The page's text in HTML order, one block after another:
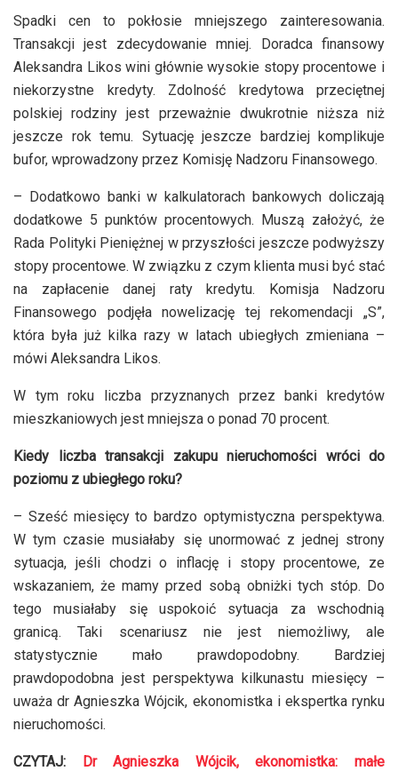
Spadki cen to pokłosie mniejszego zainteresowania.
Transakcji jest zdecydowanie mniej. Doradca finansowy
Aleksandra Likos wini głównie wysokie stopy procentowe i
niekorzystne kredyty. Zdolność kredytowa przeciętnej
polskiej rodziny jest przeważnie dwukrotnie niższa niż
jeszcze rok temu. Sytuację jeszcze bardziej komplikuje
bufor, wprowadzony przez Komisję Nadzoru Finansowego.
– Dodatkowo banki w kalkulatorach bankowych doliczają
dodatkowe 5 punktów procentowych. Muszą założyć, że
Rada Polityki Pieniężnej w przyszłości jeszcze podwyższy
stopy procentowe. W związku z czym klienta musi być stać
na zapłacenie danej raty kredytu. Komisja Nadzoru
Finansowego podjęła nowelizację tej rekomendacji „S”,
która była już kilka razy w latach ubiegłych zmieniana –
mówi Aleksandra Likos.
W tym roku liczba przyznanych przez banki kredytów
mieszkaniowych jest mniejsza o ponad 70 procent.
Kiedy liczba transakcji zakupu nieruchomości wróci do
poziomu z ubiegłego roku?
– Sześć miesięcy to bardzo optymistyczna perspektywa.
W tym czasie musiałaby się unormować z jednej strony
sytuacja, jeśli chodzi o inflację i stopy procentowe, ze
wskazaniem, że mamy przed sobą obniżki tych stóp. Do
tego musiałaby się uspokoić sytuacja za wschodnią
granicą. Taki scenariusz nie jest niemożliwy, ale
statystycznie mało prawdopodobny. Bardziej
prawdopodobna jest perspektywa kilkunastu miesięcy –
uważa dr Agnieszka Wójcik, ekonomistka i ekspertka rynku
nieruchomości.
CZYTAJ: Dr Agnieszka Wójcik, ekonomistka: małe